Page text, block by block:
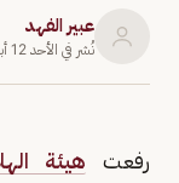
عبير الفهد
نُشر في الأحد 12 أبريل 2026
رفعت هيئة